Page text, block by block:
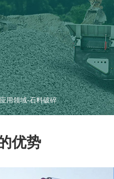
应用领域-石料破碎
优势